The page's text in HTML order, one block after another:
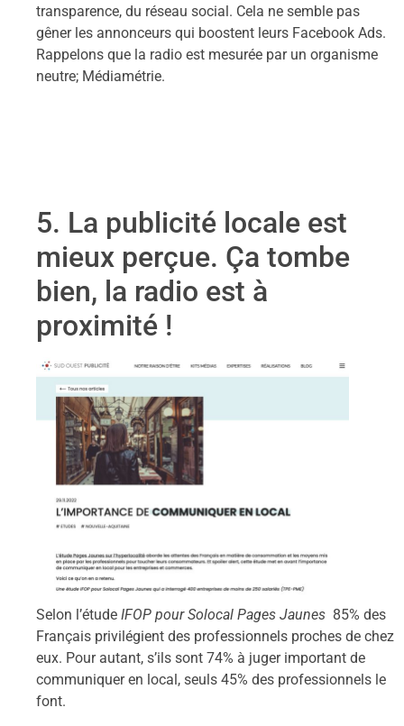
transparence, du réseau social. Cela ne semble pas
gêner les annonceurs qui boostent leurs Facebook Ads.
Rappelons que la radio est mesurée par un organisme
neutre; Médiamétrie.
5. La publicité locale est
mieux perçue. Ça tombe
bien, la radio est à
proximité !
Selon l’étude IFOP pour Solocal Pages Jaunes 85% des
Français privilégient des professionnels proches de chez
eux. Pour autant, s’ils sont 74% à juger important de
communiquer en local, seuls 45% des professionnels le
font.